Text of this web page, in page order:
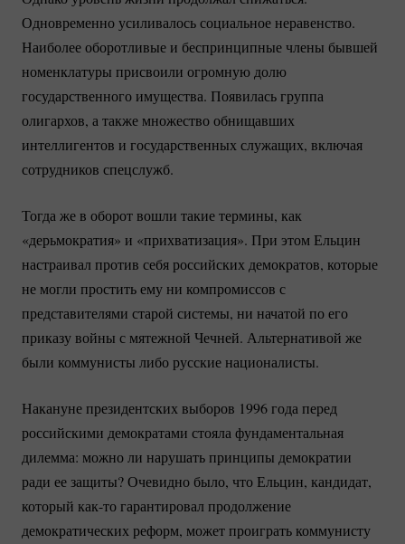
Одновременно усиливалось социальное неравенство.
Наиболее оборотливые и беспринципные члены бывшей
номенклатуры присвоили огромную долю
государственного имущества. Появилась группа
олигархов, а также множество обнищавших
интеллигентов и государственных служащих, включая
сотрудников спецслужб.
Тогда же в оборот вошли такие термины, как
«дерьмократия» и «прихватизация». При этом Ельцин
настраивал против себя российских демократов, которые
не могли простить ему ни компромиссов с
представителями старой системы, ни начатой по его
приказу войны с мятежной Чечней. Альтернативой же
были коммунисты либо русские националисты.
Накануне президентских выборов 1996 года перед
российскими демократами стояла фундаментальная
дилемма: можно ли нарушать принципы демократии
ради ее защиты? Очевидно было, что Ельцин, кандидат,
который как-тогарантировал продолжение
демократических реформ, может проиграть коммунисту